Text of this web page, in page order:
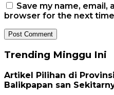
Save my name, email,
browser for the next
Trending Minggu Ini
Artikel Pilihan di
Balikpapan san